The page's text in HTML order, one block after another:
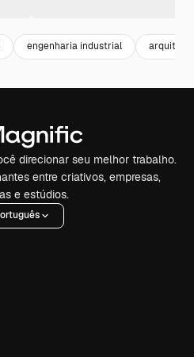
engenharia industrial arquiteto
direcionar seu melhor trabalho.
entre criativos, empresas,
e estúdios.